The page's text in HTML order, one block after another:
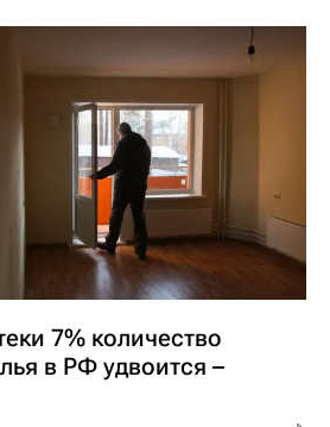
7% количество
в РФ удвоится –